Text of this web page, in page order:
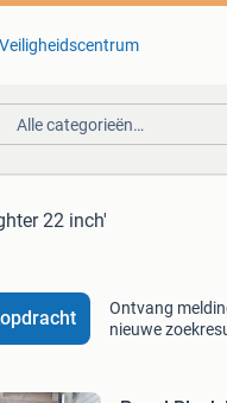
Veiligheidscentrum
Alle categorieën…
22 inch'
Ontvang
nieuwe